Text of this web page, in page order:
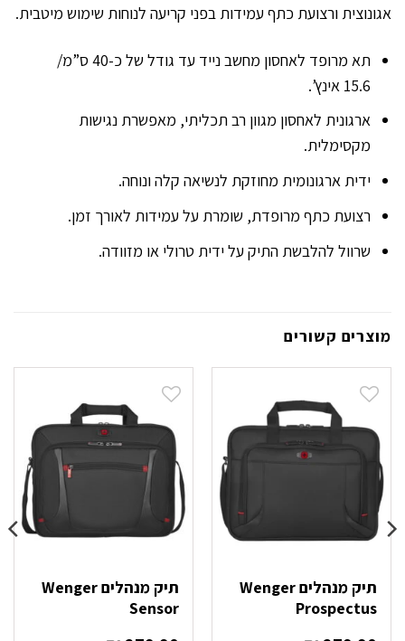
אגונוצית ורצועת כתף עמידות בפני קריעה לנוחות שימוש מיטבית.
תא מרופד לאחסון מחשב נייד עד גודל של כ-40 ס”מ/
15.6 אינץ’.
ארגונית לאחסון מגוון רב תכליתי, מאפשרת נגישות
מקסימלית.
ידית ארגונומית מחוזקת לנשיאה קלה ונוחה.
רצועת כתף מרופדת, שומרת על עמידות לאורך זמן.
שרוול להלבשת התיק על ידית טרולי או מזוודה.
מוצרים קשורים
תיק מנהלים Wenger
Prospectus
תיק מנהלים Wenger
Sensor